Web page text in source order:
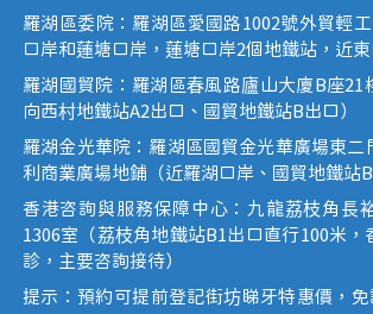
羅湖區委院：羅湖區愛國路1002號外貿輕
口岸和蓮塘口岸，蓮塘口岸2個地鐵站，近東
羅湖國貿院：羅湖區春風路廬山大廈B座21
向西村地鐵站A2出口、國貿地鐵站B出口）
羅湖金光華院：羅湖區國貿金光華廣場東二
利商業廣場地鋪（近羅湖口岸、國貿地鐵站B
香港咨詢與服務保障中心：九龍荔枝角長
1306室（荔枝角地鐵站B1出口直行100米，
診，主要咨詢接待）
提示：預約可提前登記街坊睇牙特惠價，